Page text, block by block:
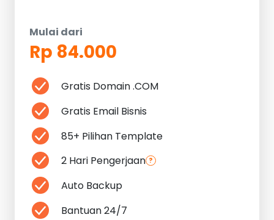
Mulai dari
Rp 84.000
Gratis Domain .COM
Gratis Email Bisnis
85+ Pilihan Template
2 Hari Pengerjaan ?
Auto Backup
Bantuan 24/7